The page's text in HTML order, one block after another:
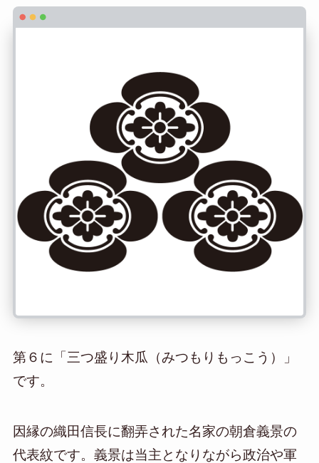
第６に「三つ盛り木瓜（みつもりもっこう）」
です。
因縁の織田信長に翻弄された名家の朝倉義景の
代表紋です。義景は当主となりながら政治や軍